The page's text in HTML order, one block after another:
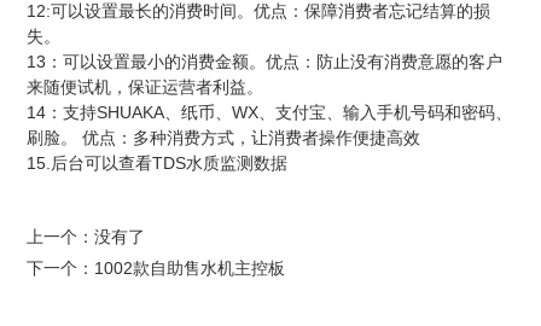
12:可以设置最长的消费时间。优点：保障消费者忘记结算的损
失。
13 ：可以设置最小的消费金额。优点：防止没有消费意愿的客户
来随便试机，保证运营者利益。
14：支持SHUAKA、纸币、 WX、支付宝、输入手机号码和密码、
刷脸。
优点：多种消费方式，让消费者操作便捷高效
15.后台可以查看TDS水质监测数据
上一个：没有了
下一个： 1002款自助售水机主控板